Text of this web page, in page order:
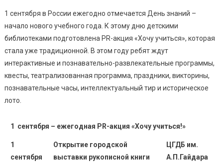
1 сентября в России ежегодно отмечается День знаний –
начало нового учебного года. К этому дню детскими
библиотеками подготовлена PR-акция «Хочу учиться», которая
стала уже традиционной. В этом году ребят ждут
интерактивные и познавательно-развлекательные программы,
квесты, театрализованная программа, праздники, викторины,
познавательные часы, интеллектуальный тир и историческое
лото.
1 сентября – ежегодная PR-акция «Хочу учиться!»
1
сентября
Открытие городской
выставки рукописной книги
ЦГДБ им.
А.П.Гайдара